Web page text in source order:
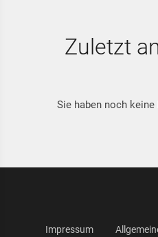
Zuletzt
Sie haben noch
Impressum